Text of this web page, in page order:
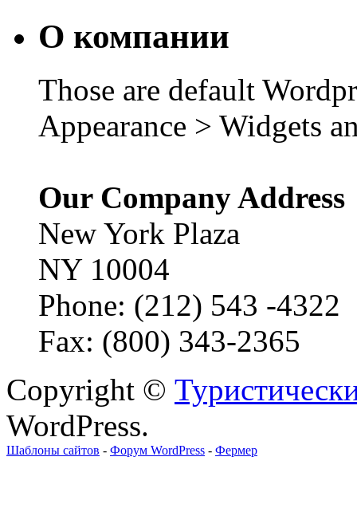
О компании
Those are default
Appearance > Widgets
Our Company Address
New York Plaza
NY 10004
Phone: (212) 543 -4322
Fax: (800) 343-2365
Copyright ©
WordPress.
Шаблоны сайтов - Форум WordPress - Фермер